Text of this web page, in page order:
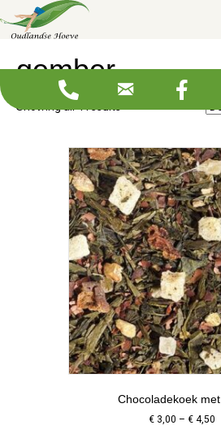
Webshop
gember
Showing all 4 results
Chocoladekoek
€ 3,00 – € 4,50